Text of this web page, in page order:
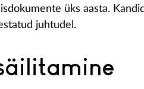
üks aasta.
juhtudel.